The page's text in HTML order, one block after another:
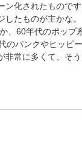
ン化されたもので
したものが主かな。
、60年代のポップ
のパンクやヒッピ
非常に多くて、そ